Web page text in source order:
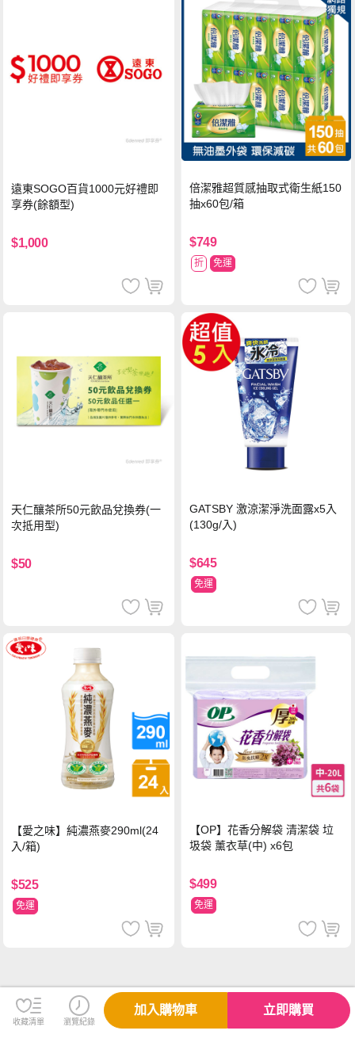
遠東SOGO百貨1000元好禮即
享券(餘額型)
$1,000
倍潔雅超質感抽取式衛生紙150
抽x60包/箱
$749
折 免運
天仁釀茶所50元飲品兌換券(一
次抵用型)
$50
GATSBY 激涼潔淨洗面露x5入
(130g/入)
$645
免運
【愛之味】純濃燕麥290ml(24
入/箱)
$525
免運
【OP】花香分解袋 清潔袋 垃
圾袋 薰衣草(中) x6包
$499
免運
收藏清單 瀏覽紀錄
加入購物車 立即購買